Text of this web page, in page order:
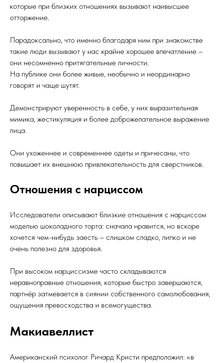
которые при близких отношениях вызывают наивысшее
отторжение.
Парадоксально, что именно благодаря ним при знакомстве
такие люди вызывают у нас крайне хорошее впечатление –
они несомненно притягательные личности.
На публике они более живые, необычно и неординарно
говорят и чаще шутят.
Демонстрируют уверенность в себе, у них выразительная
мимика, жестикуляция и более доброжелательное выражение
лица.
Они ухоженнее и современнее одеты и причесаны, что
повышает их внешнюю привлекательность для сверстников.
Отношения с нарциссом
Исследователи описывают близкие отношения с нарциссом
моделью шоколадного торта: сначала нравится, но вскоре
хочется чем-нибудь заесть – слишком сладко, липко и не
очень полезно для здоровья.
При высоком нарциссизме часто складываются
неравноправные отношения, которые быстро завершаются,
партнёр затмевается в сиянии собственного самолюбования,
ощущения превосходства и всемогущества.
Макиавеллист
Американский психолог Ричард Кристи предположил: «в